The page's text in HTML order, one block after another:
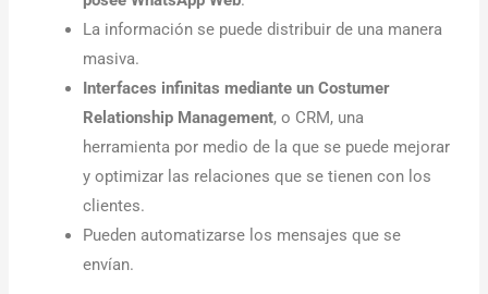
La información se puede distribuir de una manera
masiva.
Interfaces infinitas mediante un Costumer
Relationship Management, o CRM, una
herramienta por medio de la que se puede mejorar
y optimizar las relaciones que se tienen con los
clientes.
Pueden automatizarse los mensajes que se
envían.